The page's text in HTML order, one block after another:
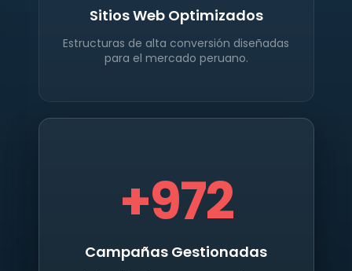
Sitios Web Optimizados
Estructuras de alta conversión diseñadas
para el mercado peruano.
+972
Campañas Gestionadas